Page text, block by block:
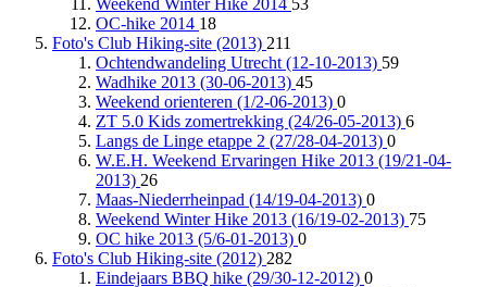
OC-hike 2014 18
Foto's Club Hiking-site (2013) 211
Ochtendwandeling Utrecht (12-10-2013) 59
Wadhike 2013 (30-06-2013) 45
Weekend orienteren (1/2-06-2013) 0
ZT 5.0 Kids zomertrekking (24/26-05-2013) 6
Langs de Linge etappe 2 (27/28-04-2013) 0
W.E.H. Weekend Ervaringen Hike 2013 (19/21-04-
2013) 26
Maas-Niederrheinpad (14/19-04-2013) 0
Weekend Winter Hike 2013 (16/19-02-2013) 75
OC hike 2013 (5/6-01-2013) 0
Foto's Club Hiking-site (2012) 282
Eindejaars BBQ hike (29/30-12-2012) 0